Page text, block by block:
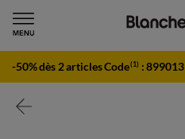
-50% dès 2 articles Code(1) :899013